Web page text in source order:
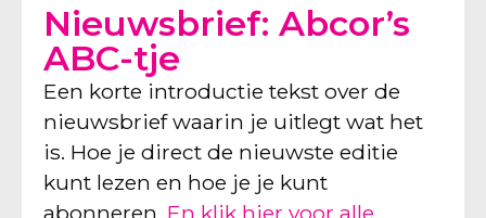
Nieuwsbrief: Abcor’s
ABC-tje
Een korte introductie tekst over de
nieuwsbrief waarin je uitlegt wat het
is. Hoe je direct de nieuwste editie
kunt lezen en hoe je je kunt
abonneren. En klik hier voor alle